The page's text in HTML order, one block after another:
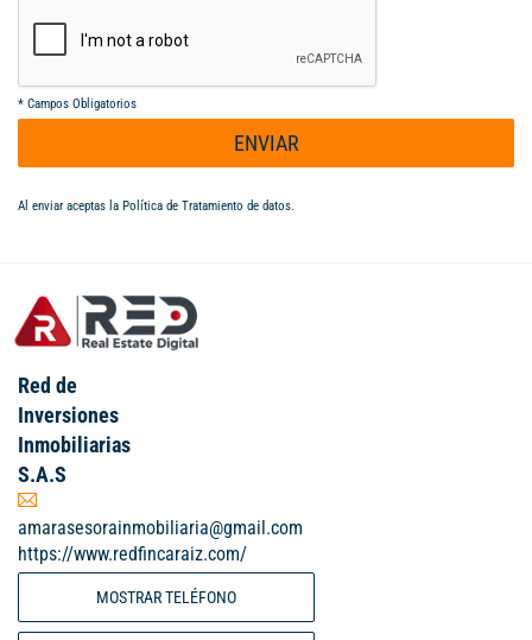
* Campos Obligatorios
ENVIAR
Al enviar aceptas la Política de Tratamiento de datos.
Red de
Inversiones
Inmobiliarias
S.A.S
amarasesorainmobiliaria@gmail.com
https://www.redfincaraiz.com/
MOSTRAR TELÉFONO